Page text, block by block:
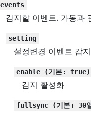
events
감지할 이벤트. 가동과
setting
설정변경 이벤트 감지
enable (기본: true)
감지 활성화
fullsync (기본: 30